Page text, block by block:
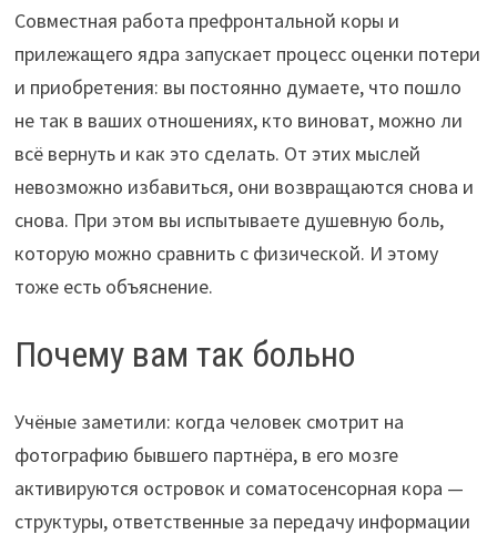
Совместная работа префронтальной коры и
прилежащего ядра запускает процесс оценки потери
и приобретения: вы постоянно думаете, что пошло
не так в ваших отношениях, кто виноват, можно ли
всё вернуть и как это сделать. От этих мыслей
невозможно избавиться, они возвращаются снова и
снова. При этом вы испытываете душевную боль,
которую можно сравнить с физической. И этому
тоже есть объяснение.
Почему вам так больно
Учёные заметили: когда человек смотрит на
фотографию бывшего партнёра, в его мозге
активируются островок и соматосенсорная кора —
структуры, ответственные за передачу информации